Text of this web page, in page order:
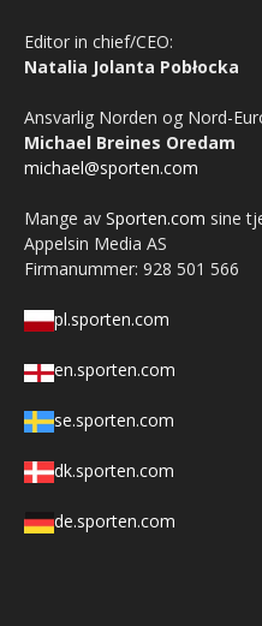
Editor in chief/CEO:
Natalia Jolanta Pobłocka
Ansvarlig Norden og Nord-
Michael Breines Oredam
michael@sporten.com
Mange av Sporten.com sine
Appelsin Media AS
Firmanummer: 928 501 566
pl.sporten.com
en.sporten.com
se.sporten.com
dk.sporten.com
de.sporten.com